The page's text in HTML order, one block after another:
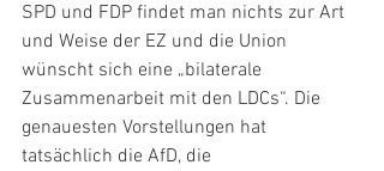
SPD und FDP findet man nichts zur Art
und Weise der EZ und die Union
wünscht sich eine „bilaterale
Zusammenarbeit mit den LDCs“. Die
genauesten Vorstellungen hat
tatsächlich die AfD, die